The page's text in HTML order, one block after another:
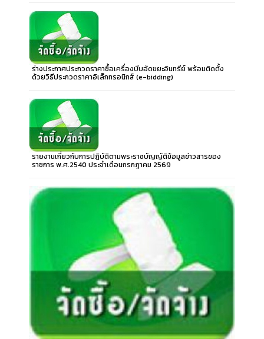
ร่างประกาศประกวดราคาซื้อเครื่องบีบอัดขยะอินทรีย์ พร้อมติดตั้ง
ด้วยวิธีประกวดราคาอิเล็กทรอนิกส์ (e-bidding)
รายงานเกี่ยวกับการปฏิบัติตามพระราชบัญญัติข้อมูลข่าวสารของ
ราชการ พ.ศ.2540 ประจำเดือนกรกฎาคม 2569